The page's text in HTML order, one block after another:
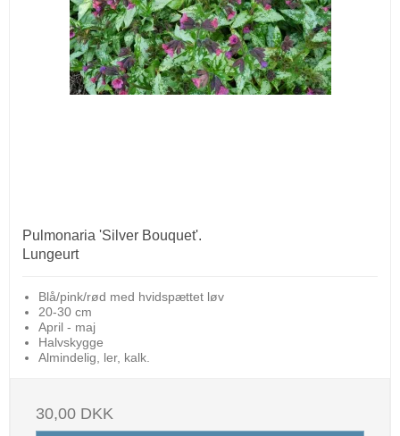
Pulmonaria 'Silver Bouquet'.
Lungeurt
Blå/pink/rød med hvidspættet løv
20-30 cm
April - maj
Halvskygge
Almindelig, ler, kalk.
30,00 DKK